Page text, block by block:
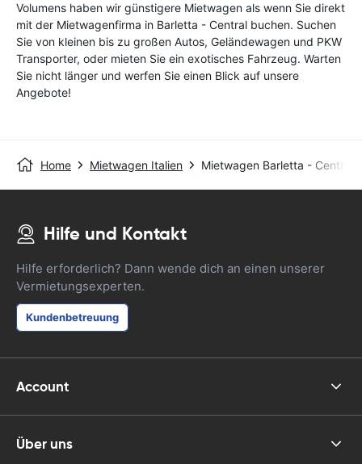
Volumens haben wir günstigere Mietwagen als wenn Sie direkt
mit der Mietwagenfirma in Barletta - Central buchen. Suchen
Sie von kleinen bis zu großen Autos, Geländewagen und PKW
Transporter, oder mieten Sie ein exotisches Fahrzeug. Warten
Sie nicht länger und werfen Sie einen Blick auf unsere
Angebote!
Home Mietwagen Italien Mietwagen Barletta - Central
Hilfe und Kontakt
Hilfe erforderlich? Dann wende dich an einen unserer
Vermietungsexperten.
Kundenbetreuung
Account
Über uns